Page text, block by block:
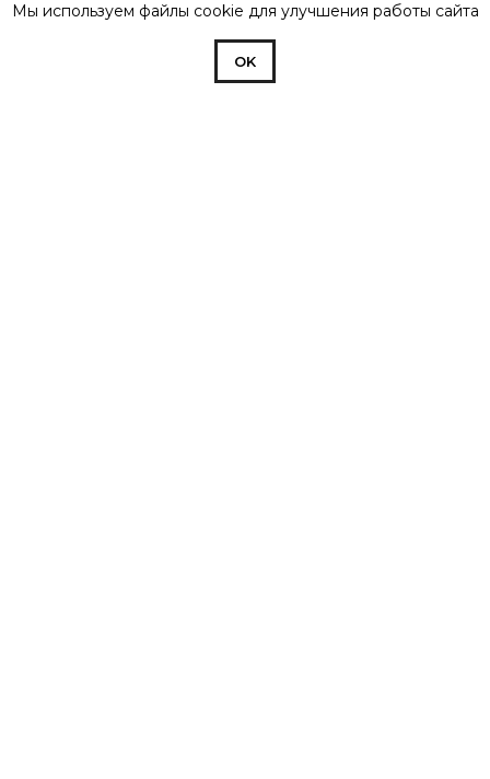
Мы используем файлы cookie для улучшения работы сайта
OK